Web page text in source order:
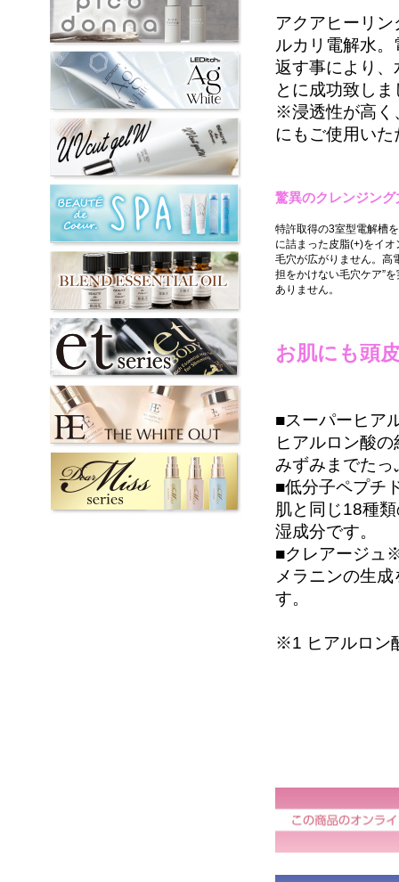
アクアヒーリ
ルカリ電解水
返す事により
とに成功致しま
※浸透性が高く
にもご使用いた
驚異のクレンジン
特許取得の3室型電解槽
に詰まった皮脂(+)をイ
毛穴が広がりません。高
担をかけない毛穴ケア”
ありません。
お肌にも頭
■スーパーヒア
ヒアルロン酸
みずみまでた
■低分子ペプチ
肌と同じ18種
湿成分です。
■クレアージュ
メラニンの生
す。
※1 ヒアルロ